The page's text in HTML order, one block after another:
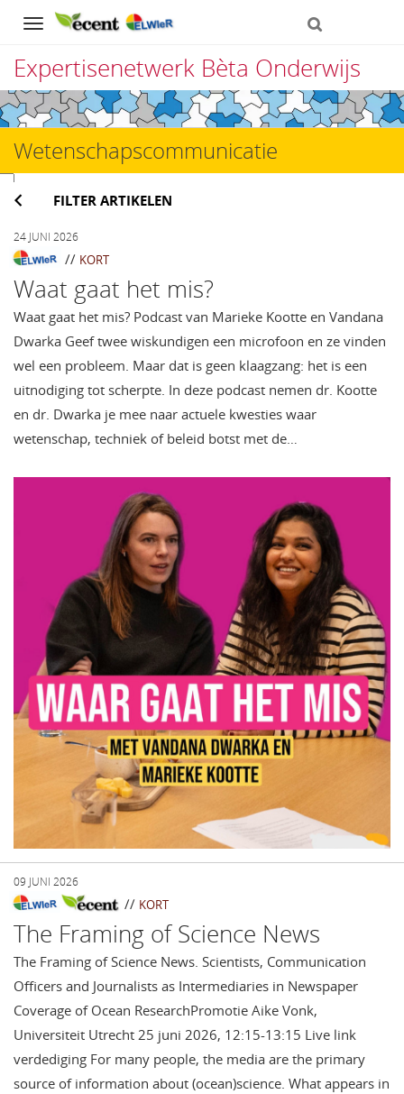
Navigation
Expertisenetwerk Bèta Onderwijs
Direct
naar
het
inhoud
Wetenschapscommunicatie
FILTER ARTIKELEN
24 JUNI 2026
// KORT
Waat gaat het mis?
Waat gaat het mis? Podcast van Marieke Kootte en Vandana
Dwarka Geef twee wiskundigen een microfoon en ze vinden
wel een probleem. Maar dat is geen klaagzang: het is een
uitnodiging tot scherpte. In deze podcast nemen dr. Kootte
en dr. Dwarka je mee naar actuele kwesties waar
wetenschap, techniek of beleid botst met de…
09 JUNI 2026
// KORT
The Framing of Science News
The Framing of Science News. Scientists, Communication
Officers and Journalists as Intermediaries in Newspaper
Coverage of Ocean ResearchPromotie Aike Vonk,
Universiteit Utrecht 25 juni 2026, 12:15-13:15 Live link
verdediging For many people, the media are the primary
source of information about (ocean)science. What appears in